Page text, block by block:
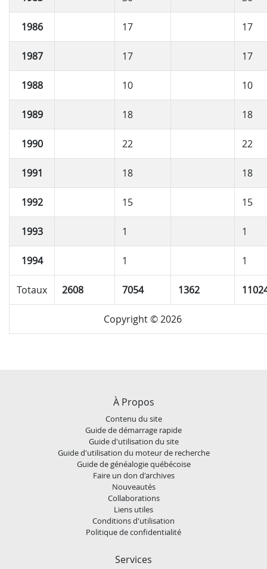
1986 17 17
1987 17 17
1988 10 10
1989 18 18
1990 22 22
1991 18 18
1992 15 15
1993 1 1
1994 1 1
Totaux 2608 7054 1362
Copyright © 2026
À Propos
Contenu du site
Guide de démarrage rapide
Guide d'utilisation du site
Guide d'utilisation du moteur de recherche
Guide de généalogie québécoise
Faire un don d'archives
Nouveautés
Collaborations
Liens utiles
Conditions d'utilisation
Politique de confidentialité
Services